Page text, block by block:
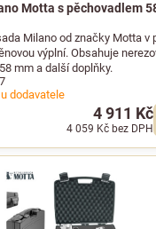
Motta s pěchovadlem
Milano od značky Motta v
výplní. Obsahuje
mm a další doplňky.
dodavatele
4 911 Kč
4 059 Kč bez DPH